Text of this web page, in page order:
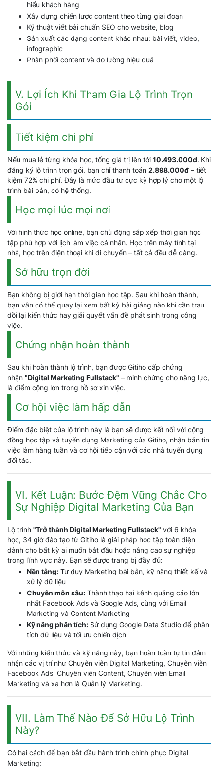
hiểu khách hàng
Xây dựng chiến lược content theo từng giai đoạn
Kỹ thuật viết bài chuẩn SEO cho website, blog
Sản xuất các dạng content khác nhau: bài viết, video,
infographic
Phân phối content và đo lường hiệu quả
V. Lợi Ích Khi Tham Gia Lộ Trình Trọn
Gói
Tiết kiệm chi phí
Nếu mua lẻ từng khóa học, tổng giá trị lên tới 10.493.000đ. Khi
đăng ký lộ trình trọn gói, bạn chỉ thanh toán 2.898.000đ – tiết
kiệm 72% chi phí. Đây là mức đầu tư cực kỳ hợp lý cho một lộ
trình bài bản, có hệ thống.
Học mọi lúc mọi nơi
Với hình thức học online, bạn chủ động sắp xếp thời gian học
tập phù hợp với lịch làm việc cá nhân. Học trên máy tính tại
nhà, học trên điện thoại khi di chuyển – tất cả đều dễ dàng.
Sở hữu trọn đời
Bạn không bị giới hạn thời gian học tập. Sau khi hoàn thành,
bạn vẫn có thể quay lại xem bất kỳ bài giảng nào khi cần trau
dồi lại kiến thức hay giải quyết vấn đề phát sinh trong công
việc.
Chứng nhận hoàn thành
Sau khi hoàn thành lộ trình, bạn được Gitiho cấp chứng
nhận "Digital Marketing Fullstack" – minh chứng cho năng lực,
là điểm cộng lớn trong hồ sơ xin việc.
Cơ hội việc làm hấp dẫn
Điểm đặc biệt của lộ trình này là bạn sẽ được kết nối với cộng
đồng học tập và tuyển dụng Marketing của Gitiho, nhận bản tin
việc làm hàng tuần và cơ hội tiếp cận với các nhà tuyển dụng
đối tác.
VI. Kết Luận: Bước Đệm Vững Chắc Cho
Sự Nghiệp Digital Marketing Của Bạn
Lộ trình "Trở thành Digital Marketing Fullstack" với 6 khóa
học, 34 giờ đào tạo từ Gitiho là giải pháp học tập toàn diện
dành cho bất kỳ ai muốn bắt đầu hoặc nâng cao sự nghiệp
trong lĩnh vực này. Bạn sẽ được trang bị đầy đủ:
Nền tảng: Tư duy Marketing bài bản, kỹ năng thiết kế và
xử lý dữ liệu
Chuyên môn sâu: Thành thạo hai kênh quảng cáo lớn
nhất Facebook Ads và Google Ads, cùng với Email
Marketing và Content Marketing
Kỹ năng phân tích: Sử dụng Google Data Studio để phân
tích dữ liệu và tối ưu chiến dịch
Với những kiến thức và kỹ năng này, bạn hoàn toàn tự tin đảm
nhận các vị trí như Chuyên viên Digital Marketing, Chuyên viên
Facebook Ads, Chuyên viên Content, Chuyên viên Email
Marketing và xa hơn là Quản lý Marketing.
VII. Làm Thế Nào Để Sở Hữu Lộ Trình
Này?
Có hai cách để bạn bắt đầu hành trình chinh phục Digital
Marketing: